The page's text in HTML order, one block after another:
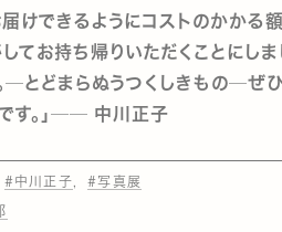
けできるようにコストのかかる
てお持ち帰りいただくことにし
─とどまらぬうつくしきもの─ぜ
す。」── 中川正子
#中川正子 #写真展